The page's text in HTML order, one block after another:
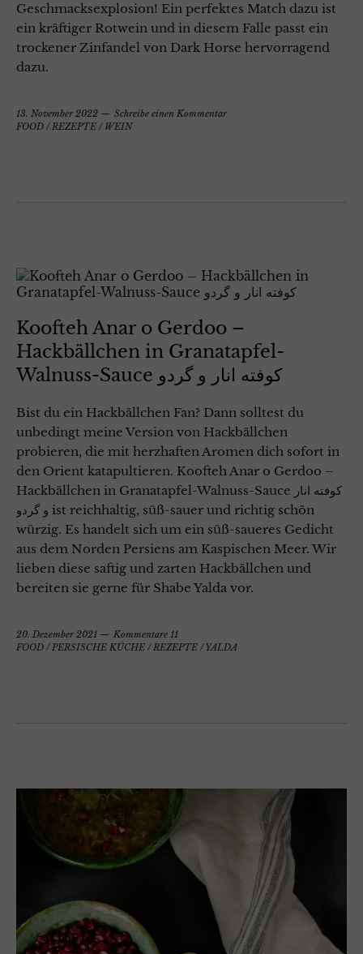
Geschmacksexplosion! Ein perfektes Match dazu ist
ein kräftiger Rotwein und in diesem Falle passt ein
trockener Zinfandel von Dark Horse hervorragend
dazu.
13. November 2022
Schreibe einen Kommentar
FOOD /REZEPTE / WEIN
Koofteh Anar o Gerdoo –
Hackbällchen in Granatapfel-
Walnuss-Sauce کوفته انار و گردو
Bist du ein Hackbällchen Fan? Dann solltest du
unbedingt meine Version von Hackbällchen
probieren, die mit herzhaften Aromen dich sofort in
den Orient katapultieren. Koofteh Anar o Gerdoo –
Hackbällchen in Granatapfel-Walnuss-Sauce کوفته انار
و گردو ist reichhaltig, süß-sauer und richtig schön
würzig. Es handelt sich um ein süß-saueres Gedicht
aus dem Norden Persiens am Kaspischen Meer. Wir
lieben diese saftig und zarten Hackbällchen und
bereiten sie gerne für Shabe Yalda vor.
20. Dezember 2021
Kommentare 11
FOOD /PERSISCHE KÜCHE /REZEPTE /YALDA